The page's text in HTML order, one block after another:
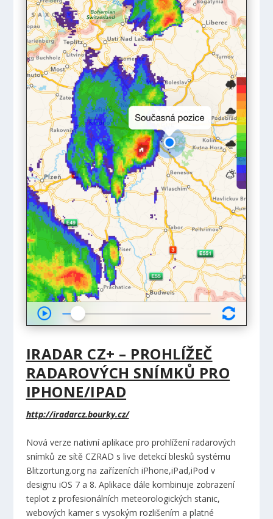
IRADAR CZ+ – PROHLÍŽEČ
RADAROVÝCH SNÍMKŮ PRO
IPHONE/IPAD
http://iradarcz.bourky.cz/
Nová verze nativní aplikace pro prohlížení radarových
snímků ze sítě CZRAD s live detekcí blesků systému
Blitzortung.org na zařízeních iPhone,iPad,iPod v
designu iOS 7 a 8. Aplikace dále kombinuje zobrazení
teplot z profesionálních meteorologických stanic,
webových kamer s vysokým rozlišením a platné